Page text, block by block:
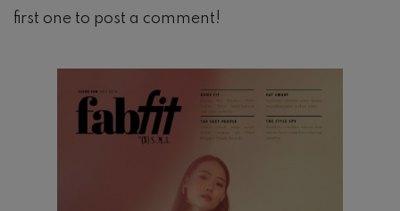
first one to post a comment!